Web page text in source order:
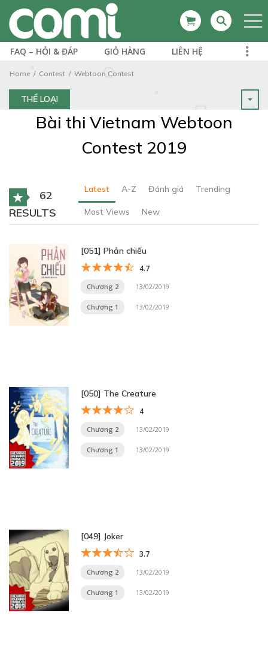
FAQ – HỎI & ĐÁP GIỎ HÀNG LIÊN HỆ
Home Contest Webtoon Contest
THỂ LOẠI
Bài thi Vietnam Webtoon
Contest 2019
62
RESULTS
Latest A-Z Đánh giá Trending
Most Views New
[051] Phản chiếu
4.7
Chương 2 13/02/2019
Chương 1 13/02/2019
[050] The Creature
4
Chương 2 13/02/2019
Chương 1 13/02/2019
[049] Joker
3.7
Chương 2 13/02/2019
Chương 1 13/02/2019